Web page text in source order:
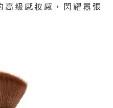
級感妝感，閃耀囂張